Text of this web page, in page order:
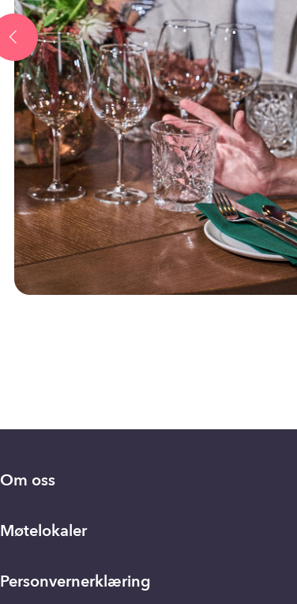
Om oss
Møtelokaler
Personvernerklæring